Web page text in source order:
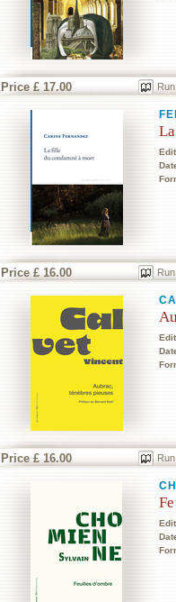
Price £ 17.00
Price £ 16.00
Price £ 16.00